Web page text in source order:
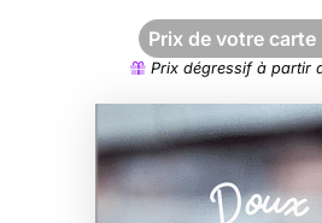
Prix de votre carte
Prix dégressif à partir